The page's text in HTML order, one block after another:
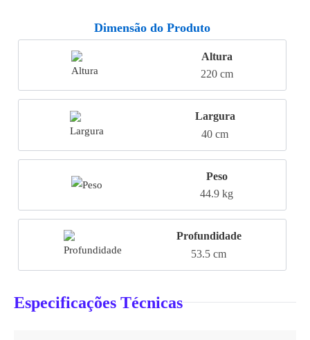
Dimensão do Produto
Altura
220 cm
Largura
40 cm
Peso
44.9 kg
Profundidade
53.5 cm
Especificações Técnicas